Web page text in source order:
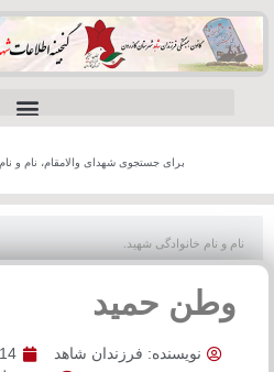
برای جستجوی شهدای والامقام، نام و نام
وطن حمید
نویسنده: فرزندان شاهد 14 تیر 1402